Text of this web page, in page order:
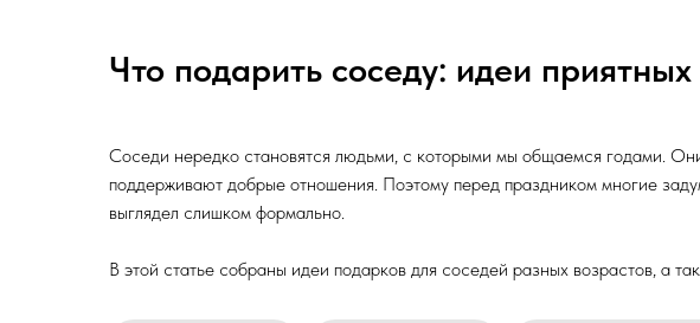
Что подарить соседу: идеи
Соседи нередко становятся людьми, с которыми мы общаемся годами.
поддерживают добрые отношения. Поэтому перед праздником многие
выглядел слишком формально.
В этой статье собраны идеи подарков для соседей разных возрастов, а